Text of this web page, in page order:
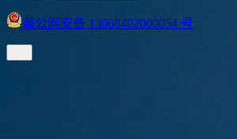
冀公网安备 13068402000054 号